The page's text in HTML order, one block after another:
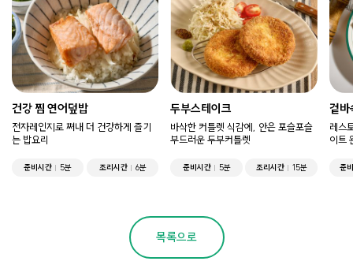
건강 찜 연어덮밥
전자레인지로 쪄내 더 건강하게 즐기
는 밥요리
준비시간 5분 조리시간 6분
두부스테이크
바삭한 커틀렛 식감에, 안은 포슬포슬
부드러운 두부커틀렛
준비시간 5분 조리시간 15분
겉바
레스
이트
준
목록으로